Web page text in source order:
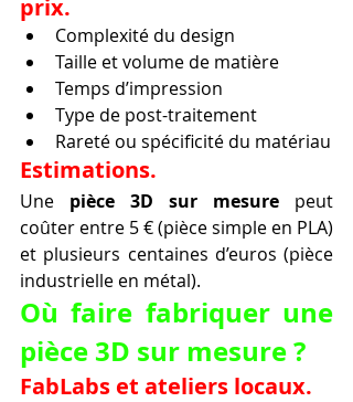
prix.
Complexité du design
Taille et volume de matière
Temps d’impression
Type de post-traitement
Rareté ou spécificité du matériau
Estimations.
Une pièce 3D sur mesure peut
coûter entre 5 € (pièce simple en PLA)
et plusieurs centaines d’euros (pièce
industrielle en métal).
Où faire fabriquer une
pièce 3D sur mesure ?
FabLabs et ateliers locaux.